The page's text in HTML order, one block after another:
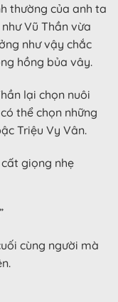
thường của anh ta
Vũ Thần vừa
như vậy chắc
hồng bủa vây.
lại chọn nuôi
thể chọn những
Triệu Vy Vân.
giọng nhẹ
cùng người mà